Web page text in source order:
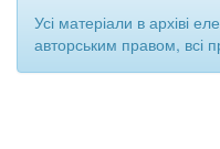
Усі матеріали в архіві
авторським правом, всі